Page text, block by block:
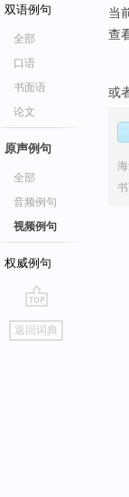
双语例句
全部
口语
书面语
论文
原声例句
全部
音频例句
视频例句
权威例句
go
top
返回词典
当
查
或